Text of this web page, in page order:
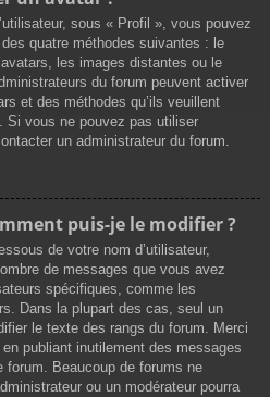
sous « Profil », vous pouvez
quatre méthodes suivantes : le
les images distantes ou le
du forum peuvent activer
et des méthodes qu’ils veuillent
Si vous ne pouvez pas utiliser
un administrateur du forum.
puis-je le modifier ?
de votre nom d’utilisateur,
de messages que vous avez
spécifiques, comme les
Dans la plupart des cas, seul un
le texte des rangs du forum. Merci
publiant inutilement des messages
forum. Beaucoup de forums ne
ou un modérateur pourra